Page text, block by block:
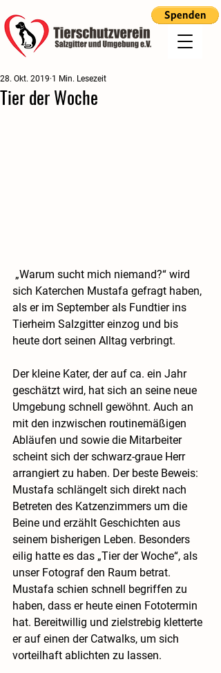
Tier der Woche
28. Okt. 2019 1 Min. Lesezeit
sich Katerchen Mustafa gefragt haben,
als er im September als Fundtier ins
Tierheim Salzgitter einzog und bis
heute dort seinen Alltag verbringt.
Der kleine Kater, der auf ca. ein Jahr
geschätzt wird, hat sich an seine neue
Umgebung schnell gewöhnt. Auch an
mit den inzwischen routinemäßigen
Abläufen und sowie die Mitarbeiter
scheint sich der schwarz-graue Herr
arrangiert zu haben. Der beste Beweis:
Mustafa schlängelt sich direkt nach
Betreten des Katzenzimmers um die
Beine und erzählt Geschichten aus
seinem bisherigen Leben. Besonders
eilig hatte es das „Tier der Woche“, als
unser Fotograf den Raum betrat.
Mustafa schien schnell begriffen zu
haben, dass er heute einen Fototermin
hat. Bereitwillig und zielstrebig kletterte
er auf einen der Catwalks, um sich
vorteilhaft ablichten zu lassen.